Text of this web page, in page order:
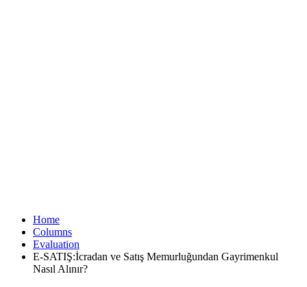
Home
Columns
Evaluation
E-SATIŞ:İcradan ve Satış Memurluğundan Gayrimenkul
Nasıl Alınır?